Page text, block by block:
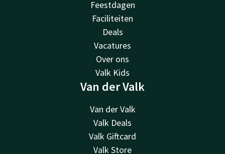
Feestdagen
Faciliteiten
Deals
Vacatures
Over ons
Valk Kids
Van der Valk
Van der Valk
Valk Deals
Valk Giftcard
Valk Store